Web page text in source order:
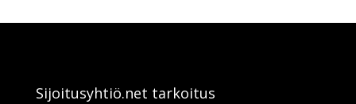
Sijoitusyhtiö.net tarkoitus